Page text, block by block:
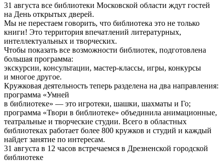
31 августа все библиотеки Московской области ждут гостей
на День открытых дверей.
Мы не перестаем говорить, что библиотека это не только
книги! Это территория впечатлений литературных,
интеллектуальных и творческих.
Чтобы показать все возможности библиотек, подготовлена
большая программа:
экскурсии, консультации, мастер-классы, игры, конкурсы
и многое другое.
Кружковая деятельность теперь разделена на два направления:
программа «Умней
в библиотеке» — это игротеки, шашки, шахматы и Го;
программа «Твори в библиотеке» объединила анимационные,
театральные и творческие студии. Всего в областных
библиотеках работает более 800 кружков и студий и каждый
найдет занятие по интересам.
31 августа в 12 часов встречаемся в Дрезненской городской
библиотеке